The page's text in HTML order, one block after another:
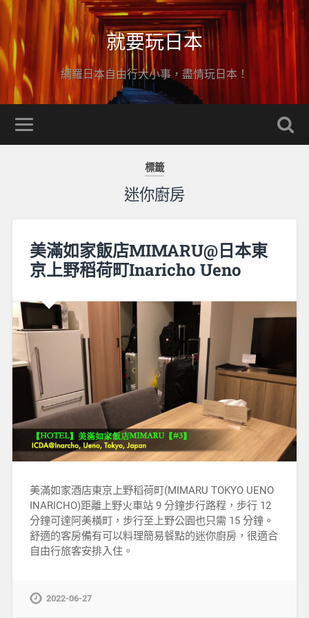
就要玩日本
網羅日本自由行大小事，盡情玩日本！
標籤
迷你廚房
美滿如家飯店MIMARU@日本東
京上野稻荷町Inaricho Ueno
美滿如家酒店東京上野稻荷町(MIMARU TOKYO UENO
INARICHO)距離上野火車站 9 分鐘步行路程，步行 12
分鐘可達阿美橫町，步行至上野公園也只需 15 分鐘。
舒適的客房備有可以料理簡易餐點的迷你廚房，很適合
自由行旅客安排入住。
2022-06-27